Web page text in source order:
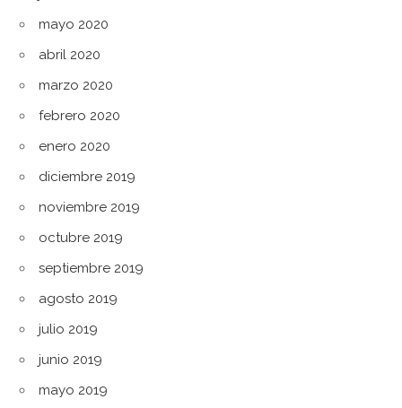
mayo 2020
abril 2020
marzo 2020
febrero 2020
enero 2020
diciembre 2019
noviembre 2019
octubre 2019
septiembre 2019
agosto 2019
julio 2019
junio 2019
mayo 2019